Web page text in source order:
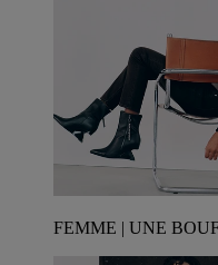
FEMME | UNE